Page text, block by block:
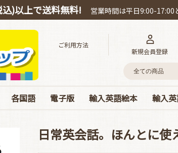
)以上で送料無料! 営業時間は平日9:00-17:00
ご利用方法
新規会員登録
各国語 電子版 輸入英語絵本 輸入
日常英会話。ほんとに使